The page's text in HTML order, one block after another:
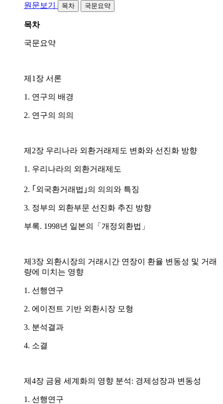
원문보기 목차 국문요약
목차
국문요약
제1장 서론
1. 연구의 배경
2. 연구의 의의
제2장 우리나라 외환거래제도 변화와 선진화 방향
1. 우리나라의 외환거래제도
2. ｢외국환거래법｣의 의의와 특징
3. 정부의 외환부문 선진화 추진 방향
부록. 1998년 일본의「개정외환법」
제3장 외환시장의 거래시간 연장이 환율 변동성 및 거래
량에 미치는 영향
1. 선행연구
2. 에이전트 기반 외환시장 모형
3. 분석결과
4. 소결
제4장 금융 세계화의 영향 분석: 경제성장과 변동성
1. 선행연구